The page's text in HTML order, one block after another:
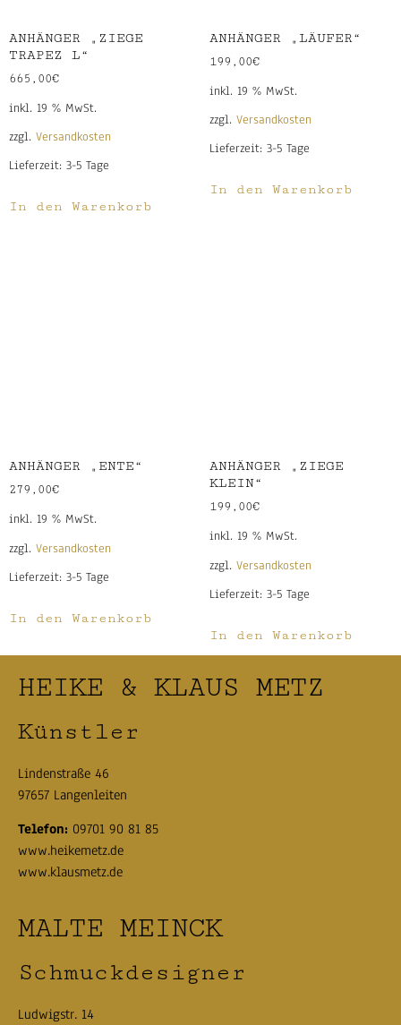
ANHÄNGER „ZIEGE
TRAPEZ L“
665,00€
inkl. 19 % MwSt.
zzgl. Versandkosten
Lieferzeit: 3-5 Tage
In den Warenkorb
ANHÄNGER „LÄUFER“
199,00€
inkl. 19 % MwSt.
zzgl. Versandkosten
Lieferzeit: 3-5 Tage
In den Warenkorb
ANHÄNGER „ENTE“
279,00€
inkl. 19 % MwSt.
zzgl. Versandkosten
Lieferzeit: 3-5 Tage
In den Warenkorb
ANHÄNGER „ZIEGE
KLEIN“
199,00€
inkl. 19 % MwSt.
zzgl. Versandkosten
Lieferzeit: 3-5 Tage
In den Warenkorb
HEIKE & KLAUS METZ
Künstler
Lindenstraße 46
97657 Langenleiten
Telefon: 09701 90 81 85
www.heikemetz.de
www.klausmetz.de
MALTE MEINCK
Schmuckdesigner
Ludwigstr. 14